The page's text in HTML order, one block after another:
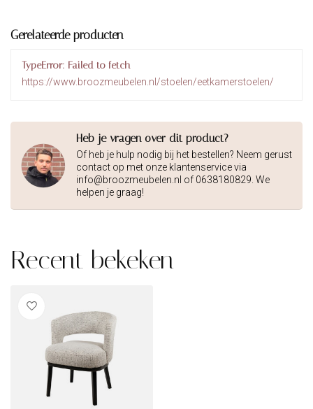
Gerelateerde producten
TypeError: Failed to fetch
https://www.broozmeubelen.nl/stoelen/eetkamerstoelen/
Heb je vragen over dit product?
Of heb je hulp nodig bij het bestellen? Neem gerust
contact op met onze klantenservice via
info@broozmeubelen.nl of 0638180829. We
helpen je graag!
Recent bekeken